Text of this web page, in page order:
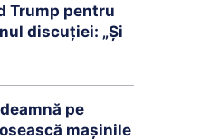
Trump pentru
discuției: „Și
pe
mașinile